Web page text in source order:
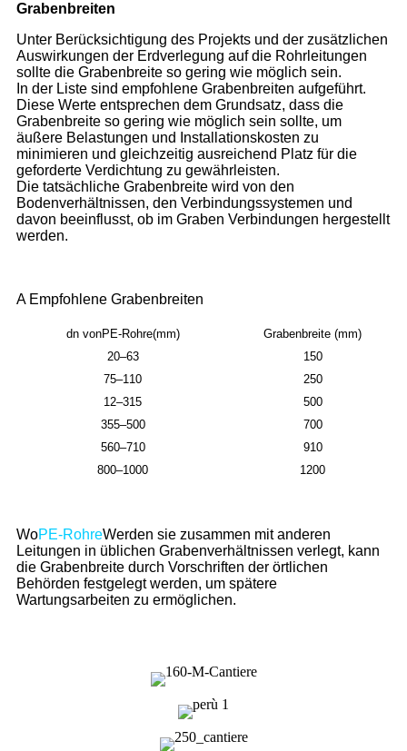
Grabenbreiten
Unter Berücksichtigung des Projekts und der zusätzlichen
Auswirkungen der Erdverlegung auf die Rohrleitungen
sollte die Grabenbreite so gering wie möglich sein.
In der Liste sind empfohlene Grabenbreiten aufgeführt.
Diese Werte entsprechen dem Grundsatz, dass die
Grabenbreite so gering wie möglich sein sollte, um
äußere Belastungen und Installationskosten zu
minimieren und gleichzeitig ausreichend Platz für die
geforderte Verdichtung zu gewährleisten.
Die tatsächliche Grabenbreite wird von den
Bodenverhältnissen, den Verbindungssystemen und
davon beeinflusst, ob im Graben Verbindungen hergestellt
werden.
A Empfohlene Grabenbreiten
dn vonPE-Rohre(mm)
Grabenbreite (mm)
20–63
150
75–110
250
12–315
500
355–500
700
560–710
910
800–1000
1200
WoPE-RohreWerden sie zusammen mit anderen
Leitungen in üblichen Grabenverhältnissen verlegt, kann
die Grabenbreite durch Vorschriften der örtlichen
Behörden festgelegt werden, um spätere
Wartungsarbeiten zu ermöglichen.